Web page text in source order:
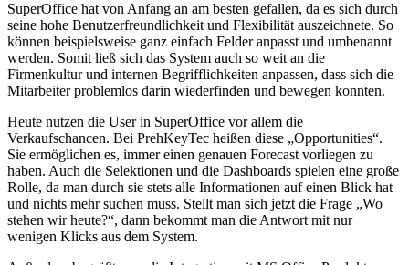
SuperOffice hat von Anfang an am besten gefallen, da es sich durch
seine hohe Benutzerfreundlichkeit und Flexibilität auszeichnete. So
können beispielsweise ganz einfach Felder anpasst und umbenannt
werden. Somit ließ sich das System auch so weit an die
Firmenkultur und internen Begrifflichkeiten anpassen, dass sich die
Mitarbeiter problemlos darin wiederfinden und bewegen konnten.
Heute nutzen die User in SuperOffice vor allem die
Verkaufschancen. Bei PrehKeyTec heißen diese „Opportunities“.
Sie ermöglichen es, immer einen genauen Forecast vorliegen zu
haben. Auch die Selektionen und die Dashboards spielen eine große
Rolle, da man durch sie stets alle Informationen auf einen Blick hat
und nichts mehr suchen muss. Stellt man sich jetzt die Frage „Wo
stehen wir heute?“, dann bekommt man die Antwort mit nur
wenigen Klicks aus dem System.